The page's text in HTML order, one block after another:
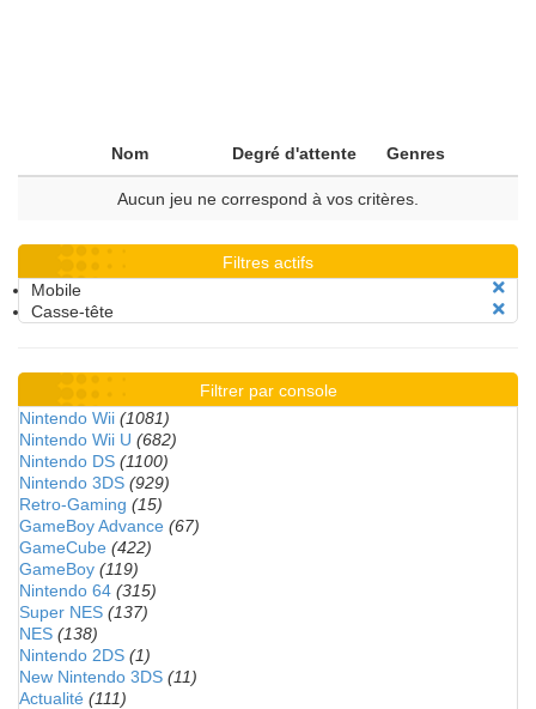
Nom Degré d'attente Genres
Aucun jeu ne correspond à vos critères.
Filtres actifs
Mobile
Casse-tête
Filtrer par console
Nintendo Wii (1081)
Nintendo Wii U (682)
Nintendo DS (1100)
Nintendo 3DS (929)
Retro-Gaming (15)
GameBoy Advance (67)
GameCube (422)
GameBoy (119)
Nintendo 64 (315)
Super NES (137)
NES (138)
Nintendo 2DS (1)
New Nintendo 3DS (11)
Actualité (111)